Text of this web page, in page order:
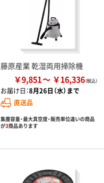
藤原産業 乾湿両用掃除機
￥9,851 ￥16,336
お届け日：8月26日（水）まで
直送品
集塵容量・最大真空度・販売単位違いの商品
が3商品あります